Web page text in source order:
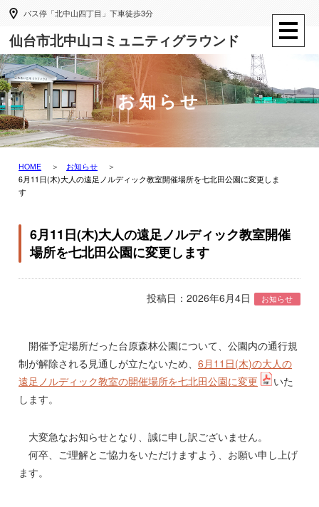
バス停「北中山四丁目」下車徒歩3分
仙台市北中山コミュニティグラウンド
お知らせ
HOME
お知らせ
6月11日(木)大人の遠足ノルディック教室開催場所を七北田公園に変更しま
す
6月11日(木)大人の遠足ノルディック教室開催
場所を七北田公園に変更します
投稿日：2026年6月4日 お知らせ
開催予定場所だった台原森林公園について、公園内の通行規
制が解除される見通しが立たないため、6月11日(木)の大人の
遠足ノルディック教室の開催場所を七北田公園に変更
いた
します。
大変急なお知らせとなり、誠に申し訳ございません。
何卒、ご理解とご協力をいただけますよう、お願い申し上げ
ます。